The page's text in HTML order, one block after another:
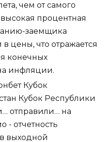
чем от самого
процентная
заемщика
цены, что отражается
конечных
инфляции.
Кубок
Кубок Республики
отправили… на
- отчетность
выходной